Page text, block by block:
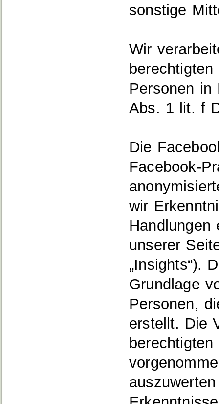
sonstige
Wir
Personen in
Abs. 1 lit. f
Die
wir
Handlungen
unserer
„Insights“).
Grundlage
Personen,
erstellt. Die